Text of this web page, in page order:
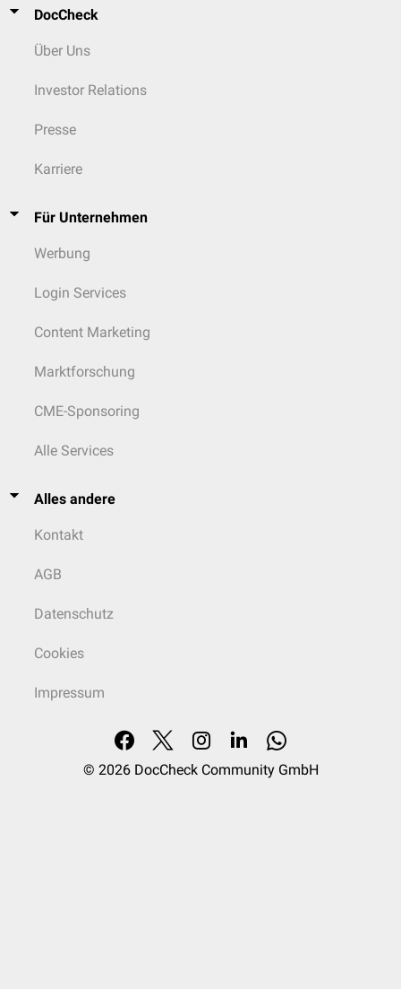
DocCheck
Über Uns
Investor Relations
Presse
Karriere
Für Unternehmen
Werbung
Login Services
Content Marketing
Marktforschung
CME-Sponsoring
Alle Services
Alles andere
Kontakt
AGB
Datenschutz
Cookies
Impressum
© 2026 DocCheck Community GmbH